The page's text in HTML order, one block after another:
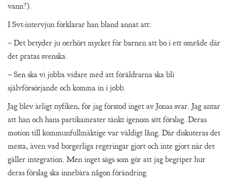
vann?).
I Svt-intervjun förklarar han bland annat att:
– Det betyder ju oerhört mycket för barnen att bo i ett område där
det pratas svenska.
– Sen ska vi jobba vidare med att föräldrarna ska bli
självförsörjande och komma in i jobb.
Jag blev ärligt nyfiken, för jag förstod inget av Jonas svar. Jag antar
att han och hans partikamrater tänkt igenom sitt förslag. Deras
motion till kommunfullmäktige var väldigt lång. Där diskuteras det
mesta, även vad borgerliga regeringar gjort och inte gjort när det
gäller integration. Men inget sägs som gör att jag begriper hur
deras förslag ska innebära någon förändring.